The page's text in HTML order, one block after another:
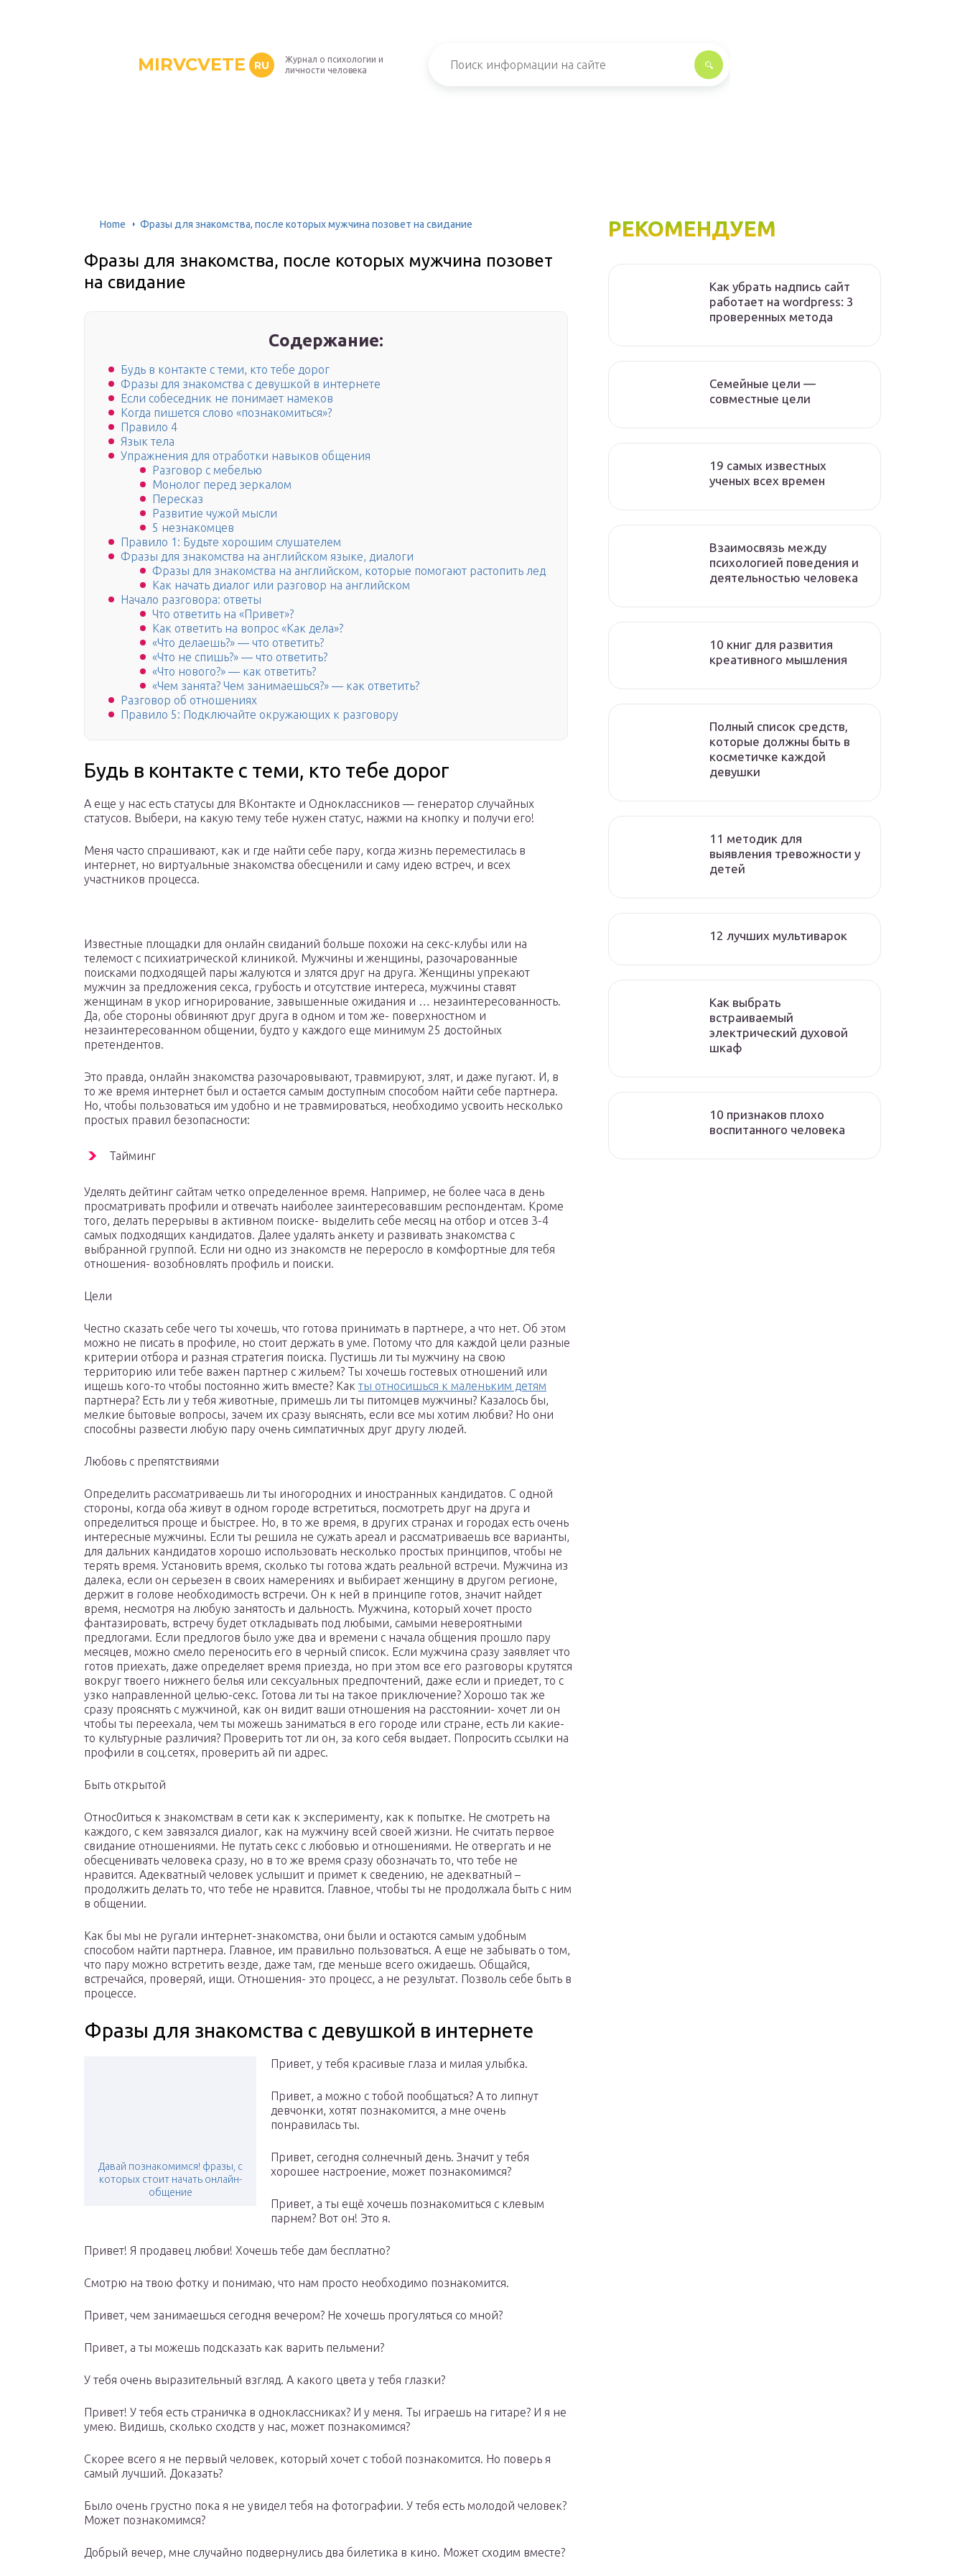
MIRVCVETE RU
Журнал о психологии и
личности человека
Home Фразы для знакомства, после которых мужчина позовет на свидание
Фразы для знакомства, после которых мужчина позовет
на свидание
Содержание:
Будь в контакте с теми, кто тебе дорог
Фразы для знакомства с девушкой в интернете
Если собеседник не понимает намеков
Когда пишется слово «познакомиться»?
Правило 4
Язык тела
Упражнения для отработки навыков общения
Разговор с мебелью
Монолог перед зеркалом
Пересказ
Развитие чужой мысли
5 незнакомцев
Правило 1: Будьте хорошим слушателем
Фразы для знакомства на английском языке, диалоги
Фразы для знакомства на английском, которые помогают растопить лед
Как начать диалог или разговор на английском
Начало разговора: ответы
Что ответить на «Привет»?
Как ответить на вопрос «Как дела»?
«Что делаешь?» — что ответить?
«Что не спишь?» — что ответить?
«Что нового?» — как ответить?
«Чем занята? Чем занимаешься?» — как ответить?
Разговор об отношениях
Правило 5: Подключайте окружающих к разговору
Будь в контакте с теми, кто тебе дорог
А еще у нас есть статусы для ВКонтакте и Одноклассников — генератор случайных
статусов. Выбери, на какую тему тебе нужен статус, нажми на кнопку и получи его!
Меня часто спрашивают, как и где найти себе пару, когда жизнь переместилась в
интернет, но виртуальные знакомства обесценили и саму идею встреч, и всех
участников процесса.
Известные площадки для онлайн свиданий больше похожи на секс-клубы или на
телемост с психиатрической клиникой. Мужчины и женщины, разочарованные
поисками подходящей пары жалуются и злятся друг на друга. Женщины упрекают
мужчин за предложения секса, грубость и отсутствие интереса, мужчины ставят
женщинам в укор игнорирование, завышенные ожидания и … незаинтересованность.
Да, обе стороны обвиняют друг друга в одном и том же- поверхностном и
незаинтересованном общении, будто у каждого еще минимум 25 достойных
претендентов.
Это правда, онлайн знакомства разочаровывают, травмируют, злят, и даже пугают. И, в
то же время интернет был и остается самым доступным способом найти себе партнера.
Но, чтобы пользоваться им удобно и не травмироваться, необходимо усвоить несколько
простых правил безопасности:
Тайминг
Уделять дейтинг сайтам четко определенное время. Например, не более часа в день
просматривать профили и отвечать наиболее заинтересовавшим респондентам. Кроме
того, делать перерывы в активном поиске- выделить себе месяц на отбор и отсев 3-4
самых подходящих кандидатов. Далее удалять анкету и развивать знакомства с
выбранной группой. Если ни одно из знакомств не переросло в комфортные для тебя
отношения- возобновлять профиль и поиски.
Цели
Честно сказать себе чего ты хочешь, что готова принимать в партнере, а что нет. Об этом
можно не писать в профиле, но стоит держать в уме. Потому что для каждой цели разные
критерии отбора и разная стратегия поиска. Пустишь ли ты мужчину на свою
территорию или тебе важен партнер с жильем? Ты хочешь гостевых отношений или
ищешь кого-то чтобы постоянно жить вместе? Как ты относишься к маленьким детям
партнера? Есть ли у тебя животные, примешь ли ты питомцев мужчины? Казалось бы,
мелкие бытовые вопросы, зачем их сразу выяснять, если все мы хотим любви? Но они
способны развести любую пару очень симпатичных друг другу людей.
Любовь с препятствиями
Определить рассматриваешь ли ты иногородних и иностранных кандидатов. С одной
стороны, когда оба живут в одном городе встретиться, посмотреть друг на друга и
определиться проще и быстрее. Но, в то же время, в других странах и городах есть очень
интересные мужчины. Если ты решила не сужать ареал и рассматриваешь все варианты,
для дальних кандидатов хорошо использовать несколько простых принципов, чтобы не
терять время. Установить время, сколько ты готова ждать реальной встречи. Мужчина из
далека, если он серьезен в своих намерениях и выбирает женщину в другом регионе,
держит в голове необходимость встречи. Он к ней в принципе готов, значит найдет
время, несмотря на любую занятость и дальность. Мужчина, который хочет просто
фантазировать, встречу будет откладывать под любыми, самыми невероятными
предлогами. Если предлогов было уже два и времени с начала общения прошло пару
месяцев, можно смело переносить его в черный список. Если мужчина сразу заявляет что
готов приехать, даже определяет время приезда, но при этом все его разговоры крутятся
вокруг твоего нижнего белья или сексуальных предпочтений, даже если и приедет, то с
узко направленной целью-секс. Готова ли ты на такое приключение? Хорошо так же
сразу прояснять с мужчиной, как он видит ваши отношения на расстоянии- хочет ли он
чтобы ты переехала, чем ты можешь заниматься в его городе или стране, есть ли какие-
то культурные различия? Проверить тот ли он, за кого себя выдает. Попросить ссылки на
профили в соц.сетях, проверить ай пи адрес.
Быть открытой
Относ0иться к знакомствам в сети как к эксперименту, как к попытке. Не смотреть на
каждого, с кем завязался диалог, как на мужчину всей своей жизни. Не считать первое
свидание отношениями. Не путать секс с любовью и отношениями. Не отвергать и не
обесценивать человека сразу, но в то же время сразу обозначать то, что тебе не
нравится. Адекватный человек услышит и примет к сведению, не адекватный –
продолжить делать то, что тебе не нравится. Главное, чтобы ты не продолжала быть с ним
в общении.
Как бы мы не ругали интернет-знакомства, они были и остаются самым удобным
способом найти партнера. Главное, им правильно пользоваться. А еще не забывать о том,
что пару можно встретить везде, даже там, где меньше всего ожидаешь. Общайся,
встречайся, проверяй, ищи. Отношения- это процесс, а не результат. Позволь себе быть в
процессе.
Фразы для знакомства с девушкой в интернете
Давай познакомимся! фразы, с
которых стоит начать онлайн-
общение
Привет, у тебя красивые глаза и милая улыбка.
Привет, а можно с тобой пообщаться? А то липнут
девчонки, хотят познакомится, а мне очень
понравилась ты.
Привет, сегодня солнечный день. Значит у тебя
хорошее настроение, может познакомимся?
Привет, а ты ещё хочешь познакомиться с клевым
парнем? Вот он! Это я.
Привет! Я продавец любви! Хочешь тебе дам бесплатно?
Смотрю на твою фотку и понимаю, что нам просто необходимо познакомится.
Привет, чем занимаешься сегодня вечером? Не хочешь прогуляться со мной?
Привет, а ты можешь подсказать как варить пельмени?
У тебя очень выразительный взгляд. А какого цвета у тебя глазки?
Привет! У тебя есть страничка в одноклассниках? И у меня. Ты играешь на гитаре? И я не
умею. Видишь, сколько сходств у нас, может познакомимся?
Скорее всего я не первый человек, который хочет с тобой познакомится. Но поверь я
самый лучший. Доказать?
Было очень грустно пока я не увидел тебя на фотографии. У тебя есть молодой человек?
Может познакомимся?
Добрый вечер, мне случайно подвернулись два билетика в кино. Может сходим вместе?
РЕКОМЕНДУЕМ
Как убрать надпись сайт
работает на wordpress: 3
проверенных метода
Семейные цели —
совместные цели
19 самых известных
ученых всех времен
Взаимосвязь между
психологией поведения и
деятельностью человека
10 книг для развития
креативного мышления
Полный список средств,
которые должны быть в
косметичке каждой
девушки
11 методик для
выявления тревожности у
детей
12 лучших мультиварок
Как выбрать
встраиваемый
электрический духовой
шкаф
10 признаков плохо
воспитанного человека